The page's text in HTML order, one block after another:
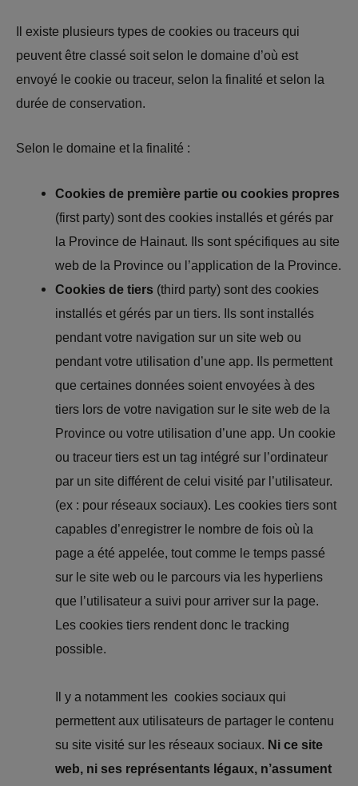
Il existe plusieurs types de cookies ou traceurs qui
peuvent être classé soit selon le domaine d’où est
envoyé le cookie ou traceur, selon la finalité et selon la
durée de conservation.
Selon le domaine et la finalité :
Cookies de première partie ou cookies propres
(first party) sont des cookies installés et gérés par
la Province de Hainaut. Ils sont spécifiques au site
web de la Province ou l’application de la Province.
Cookies de tiers (third party) sont des cookies
installés et gérés par un tiers. Ils sont installés
pendant votre navigation sur un site web ou
pendant votre utilisation d’une app. Ils permettent
que certaines données soient envoyées à des
tiers lors de votre navigation sur le site web de la
Province ou votre utilisation d’une app. Un cookie
ou traceur tiers est un tag intégré sur l’ordinateur
par un site différent de celui visité par l’utilisateur.
(ex : pour réseaux sociaux). Les cookies tiers sont
capables d’enregistrer le nombre de fois où la
page a été appelée, tout comme le temps passé
sur le site web ou le parcours via les hyperliens
que l’utilisateur a suivi pour arriver sur la page.
Les cookies tiers rendent donc le tracking
possible.
Il y a notamment les cookies sociaux qui
permettent aux utilisateurs de partager le contenu
su site visité sur les réseaux sociaux. Ni ce site
web, ni ses représentants légaux, n’assument